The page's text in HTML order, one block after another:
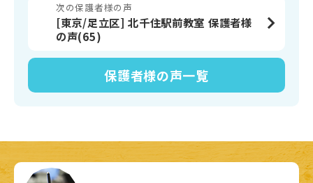
保護者様の声一覧
次の保護者様の声
[東京/足立区] 北千住駅前教室 保護者様
の声(65)